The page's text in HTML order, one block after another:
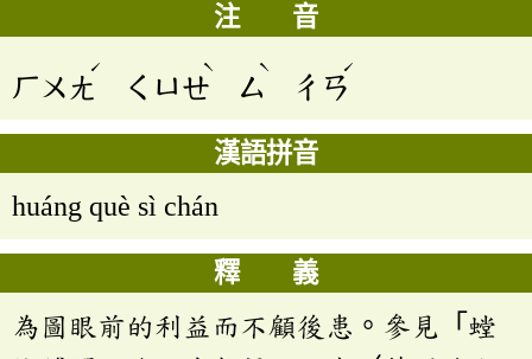
注 音
ㄏㄨㄤ
ˊ
ㄑㄩㄝ
ˋ
ㄙ
ˋ
ㄔㄢ
ˊ
漢語拼音
huáng què sì chán
釋 義
為圖眼前的利益而不顧後患。參見「螳